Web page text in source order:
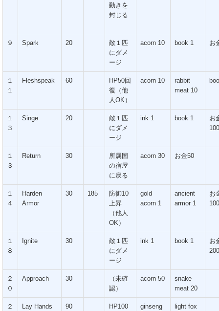
動きを
封じる
９ Spark 20
敵１匹
にダメ
ージ
acorn 10 book 1 お
１
１
Fleshspeak 60
HP50回
復（他
人OK）
acorn 10
rabbit
meat 10
１
３
Singe 20
敵１匹
にダメ
ージ
ink 1 book 1
お
100
１
３
Return 30
所属国
の宿屋
に戻る
acorn 30 お金50
１
４
Harden
Armor
30 185
防御10
上昇
（他人
OK）
gold
acorn 1
ancient
armor 1
お
100
１
８
Ignite 30
敵１匹
にダメ
ージ
ink 1 book 1
お
200
２
０
Approach 30
（未確
認）
acorn 50
snake
meat 20
２
Lay Hands 90
HP100
ginseng
light fox